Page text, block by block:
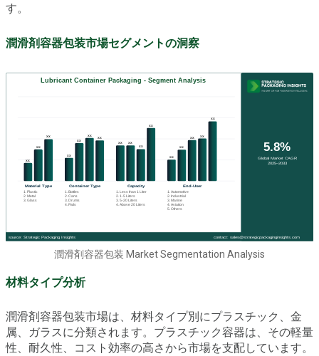
す。
潤滑剤容器包装市場セグメントの洞察
潤滑剤容器包装 Market Segmentation Analysis
材料タイプ分析
潤滑剤容器包装市場は、材料タイプ別にプラスチック、金
属、ガラスに分類されます。プラスチック容器は、その軽量
性、耐久性、コスト効率の高さから市場を支配しています。